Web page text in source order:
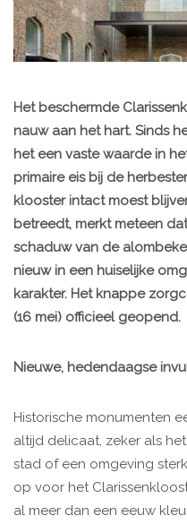
Het beschermde
nauw aan het hart. Sinds
het een vaste waarde in
primaire eis bij de
klooster intact moest
betreedt, merkt meteen
schaduw van de
nieuw in een huiselijke
karakter. Het knappe
(16 mei) officieel geopend.
Nieuwe, hedendaagse
Historische monumenten
altijd delicaat, zeker als
stad of een omgeving
op voor het
al meer dan een eeuw